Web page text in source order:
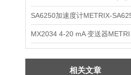
相关文章